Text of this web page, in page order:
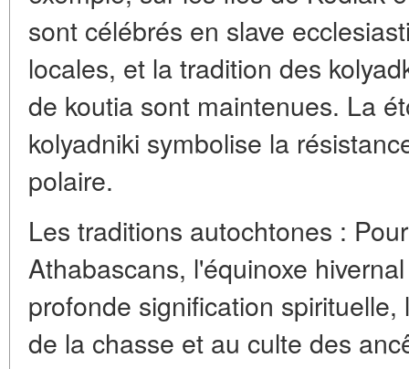
sont célébrés en slave
locales, et la tradition des
de koutia sont maintenues. La
kolyadniki symbolise la
polaire.
Les traditions autochtones :
Athabascans, l'équinoxe
profonde signification
de la chasse et au culte des